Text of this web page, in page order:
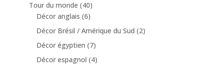
Tour du monde (40)
Décor anglais (6)
Décor Brésil / Amérique du Sud (2)
Décor égyptien (7)
Décor espagnol (4)